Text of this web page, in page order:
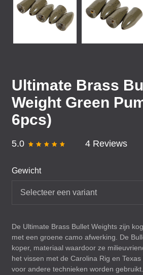
Ultimate Brass
Weight Green
6pcs)
5.0 4 Reviews
Gewicht
Selecteer een variant
De Ultimate Brass Bullet Weights zijn
met een groene camo afwerking. De
koper, materiaal waardoor ze
het vissen met de Carolina Rig en
voor andere technieken worden